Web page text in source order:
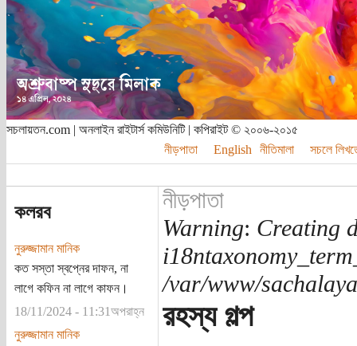
সচলায়তন.com | অনলাইন রাইটার্স কমিউনিটি | কপিরাইট © ২০০৬-২০১৫
নীড়পাতা
English নীতিমালা সচলে
কলরব
নুরুজ্জামান মানিক
কত সস্তা স্বপ্নের দাফন, না
লাগে কফিন না লাগে কাফন।
18/11/2024 - 11:31অপরাহ্ন
নুরুজ্জামান মানিক
নীড়পাতা
Warning: Creating
/var/www/
রহস্য গল্প